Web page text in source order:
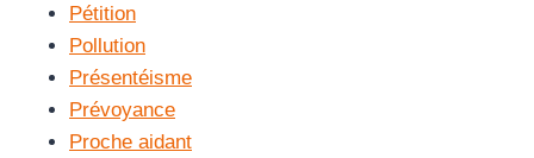
Pétition
Pollution
Présentéisme
Prévoyance
Proche aidant